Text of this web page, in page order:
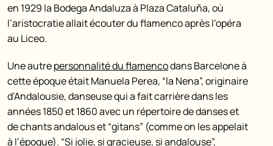
en 1929 la Bodega Andaluza à Plaza Cataluña, où
l’aristocratie allait écouter du flamenco après l’opéra
au Liceo.
Une autrepersonnalité du flamencodans Barcelone à
cette époque était Manuela Perea, “la Nena”, originaire
d’Andalousie, danseuse qui a fait carrière dans les
années 1850 et 1860 avec un répertoire de danses et
de chants andalous et “gitans” (comme on les appelait
à l’époque). “Si jolie, si gracieuse, si andalouse”,